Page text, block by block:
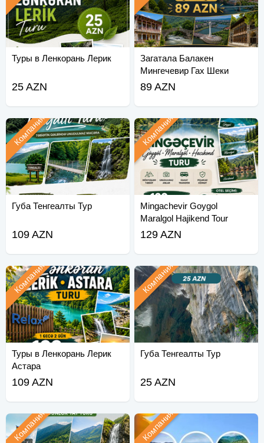
Туры в Ленкорань Лерик
25 AZN
Загатала Балакен
Мингечевир Гах Шеки
89 AZN
Губа Тенгеалты Тур
Компания
109 AZN
Mingachevir Goygol
Maralgol Hajikend Tour
Компания
129 AZN
Туры в Ленкорань Лерик
Астара
Компания
109 AZN
Губа Тенгеалты Тур
Компания
25 AZN
Компания Компания